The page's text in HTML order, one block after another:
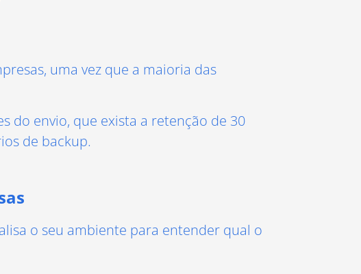
uma vez que a maioria das
do envio, que exista a retenção de 30
de backup.
o seu ambiente para entender qual o